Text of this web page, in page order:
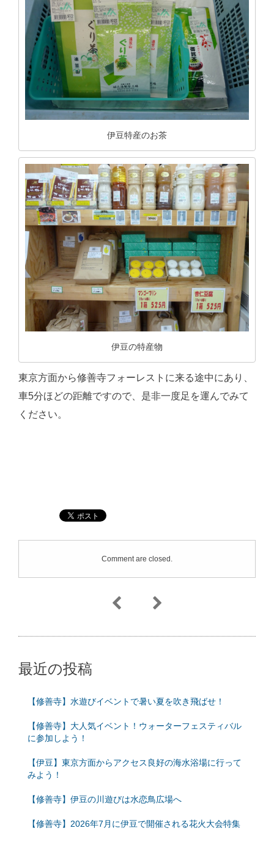
伊豆特産のお茶
伊豆の特産物
東京方面から修善寺フォーレストに来る途中にあり、
車5分ほどの距離ですので、是非一度足を運んでみて
ください。
Comment are closed.
最近の投稿
【修善寺】水遊びイベントで暑い夏を吹き飛ばせ！
【修善寺】大人気イベント！ウォーターフェスティバル
に参加しよう！
【伊豆】東京方面からアクセス良好の海水浴場に行って
みよう！
【修善寺】伊豆の川遊びは水恋鳥広場へ
【修善寺】2026年7月に伊豆で開催される花火大会特集